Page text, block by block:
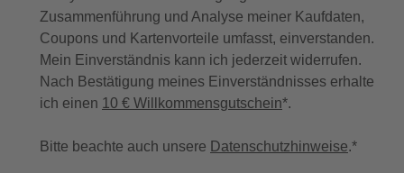
Zusammenführung und Analyse meiner Kaufdaten,
Coupons und Kartenvorteile umfasst, einverstanden.
Mein Einverständnis kann ich jederzeit widerrufen.
Nach Bestätigung meines Einverständnisses erhalte
ich einen 10 € Willkommensgutschein*.
Bitte beachte auch unsere Datenschutzhinweise.